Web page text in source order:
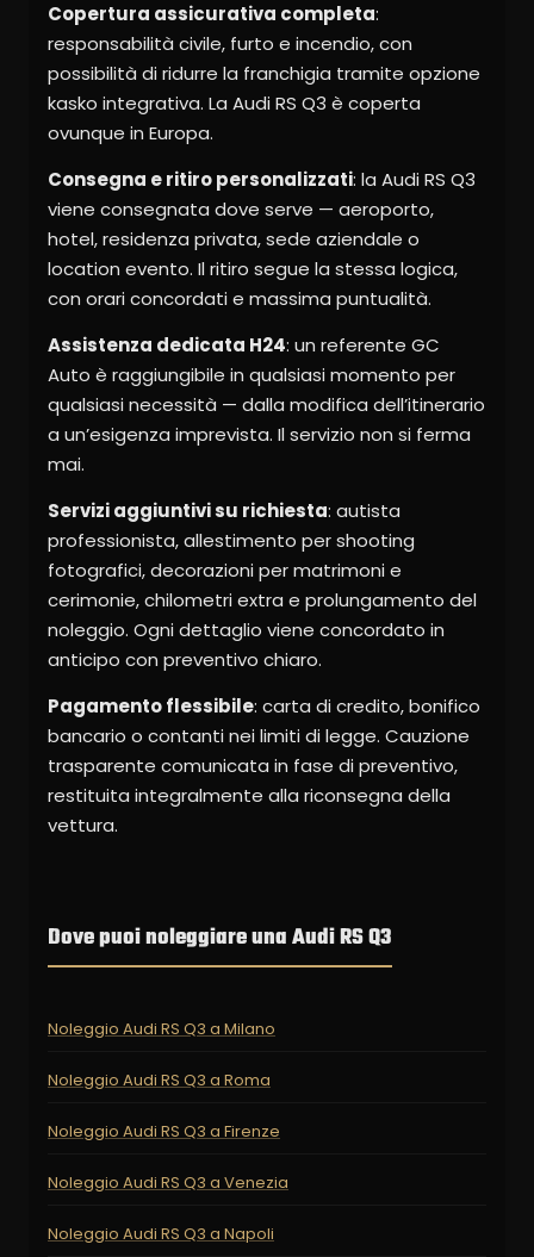
Copertura assicurativa completa:
responsabilità civile, furto e incendio, con
possibilità di ridurre la franchigia tramite opzione
kasko integrativa. La Audi RS Q3 è coperta
ovunque in Europa.
Consegna e ritiro personalizzati: la Audi RS Q3
viene consegnata dove serve — aeroporto,
hotel, residenza privata, sede aziendale o
location evento. Il ritiro segue la stessa logica,
con orari concordati e massima puntualità.
Assistenza dedicata H24: un referente GC
Auto è raggiungibile in qualsiasi momento per
qualsiasi necessità — dalla modifica dell’itinerario
a un’esigenza imprevista. Il servizio non si ferma
mai.
Servizi aggiuntivi su richiesta: autista
professionista, allestimento per shooting
fotografici, decorazioni per matrimoni e
cerimonie, chilometri extra e prolungamento del
noleggio. Ogni dettaglio viene concordato in
anticipo con preventivo chiaro.
Pagamento flessibile: carta di credito, bonifico
bancario o contanti nei limiti di legge. Cauzione
trasparente comunicata in fase di preventivo,
restituita integralmente alla riconsegna della
vettura.
Dove puoi noleggiare una Audi RS Q3
Noleggio Audi RS Q3 a Milano
Noleggio Audi RS Q3 a Roma
Noleggio Audi RS Q3 a Firenze
Noleggio Audi RS Q3 a Venezia
Noleggio Audi RS Q3 a Napoli